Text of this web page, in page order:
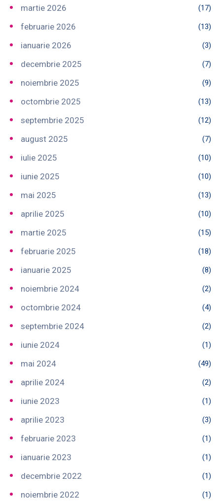
martie 2026 (17)
februarie 2026 (13)
ianuarie 2026 (3)
decembrie 2025 (7)
noiembrie 2025 (9)
octombrie 2025 (13)
septembrie 2025 (12)
august 2025 (7)
iulie 2025 (10)
iunie 2025 (10)
mai 2025 (13)
aprilie 2025 (10)
martie 2025 (15)
februarie 2025 (18)
ianuarie 2025 (8)
noiembrie 2024 (2)
octombrie 2024 (4)
septembrie 2024 (2)
iunie 2024 (1)
mai 2024 (49)
aprilie 2024 (2)
iunie 2023 (1)
aprilie 2023 (3)
februarie 2023 (1)
ianuarie 2023 (1)
decembrie 2022 (1)
noiembrie 2022 (1)